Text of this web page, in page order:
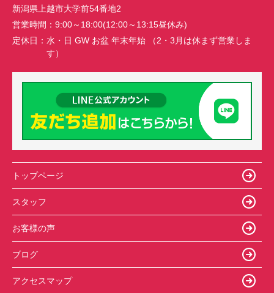
新潟県上越市大学前54番地2
営業時間： 9:00～18:00(12:00～13:15昼休み)
定休日： 水・日 GW お盆 年末年始 （2・3月は休まず営業しま
す）
トップページ
スタッフ
お客様の声
ブログ
アクセスマップ